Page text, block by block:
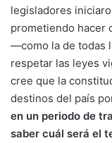
legisladores
prometiendo hacer
—como la de todas
respetar las leyes
cree que la
destinos del país
en un periodo de
saber cuál será el